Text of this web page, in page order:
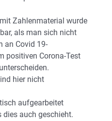
Zahlenmaterial wurde
als man sich nicht
an Covid 19-
positiven Corona-Test
hier nicht
aufgearbeitet
dies auch geschieht.